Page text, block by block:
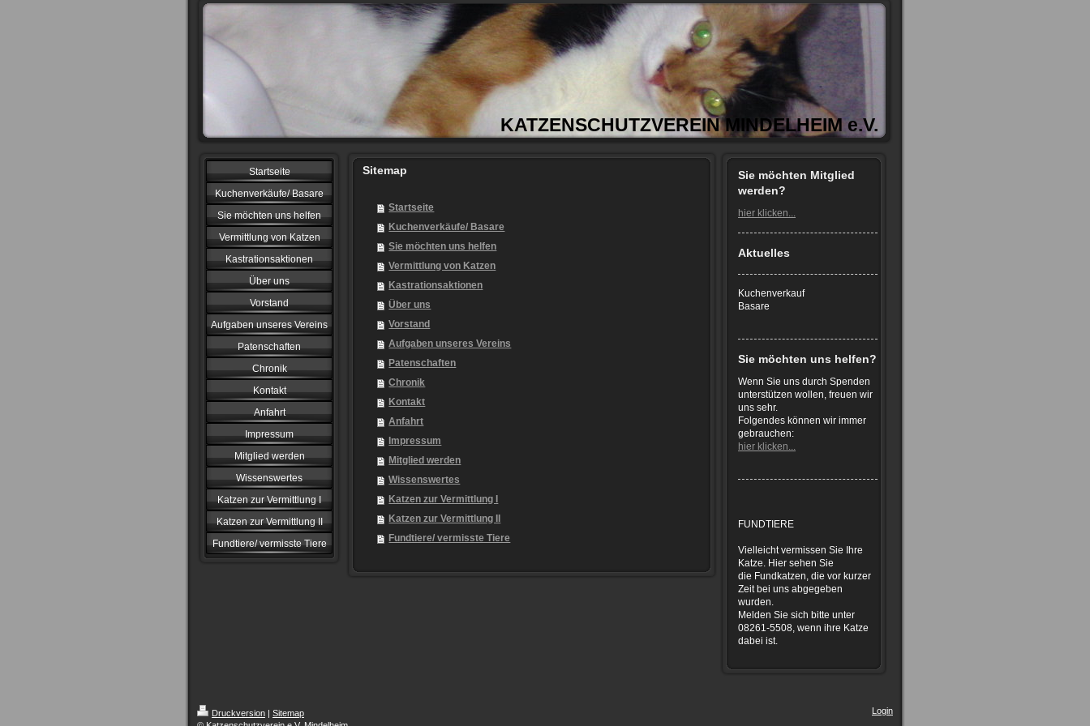
KATZENSCHUTZVEREIN MINDELHEIM e.V.
Startseite
Kuchenverkäufe/ Basare
Sie möchten uns helfen
Vermittlung von Katzen
Kastrationsaktionen
Über uns
Vorstand
Aufgaben unseres Vereins
Patenschaften
Chronik
Kontakt
Anfahrt
Impressum
Mitglied werden
Wissenswertes
Katzen zur Vermittlung I
Katzen zur Vermittlung II
Fundtiere/ vermisste Tiere
Sitemap
Startseite
Kuchenverkäufe/ Basare
Sie möchten uns helfen
Vermittlung von Katzen
Kastrationsaktionen
Über uns
Vorstand
Aufgaben unseres Vereins
Patenschaften
Chronik
Kontakt
Anfahrt
Impressum
Mitglied werden
Wissenswertes
Katzen zur Vermittlung I
Katzen zur Vermittlung II
Fundtiere/ vermisste Tiere
Sie möchten Mitglied
werden?
hier klicken...
Aktuelles
Kuchenverkauf
Basare
Sie möchten uns helfen?
Wenn Sie uns durch Spenden
unterstützen wollen, freuen wir
uns sehr.
Folgendes können wir immer
gebrauchen:
hier klicken...
FUNDTIERE
Vielleicht vermissen Sie Ihre
Katze. Hier sehen Sie
die Fundkatzen, die vor kurzer
Zeit bei uns abgegeben
wurden.
Melden Sie sich bitte unter
08261-5508, wenn ihre Katze
dabei ist.
Druckversion | Sitemap
Login